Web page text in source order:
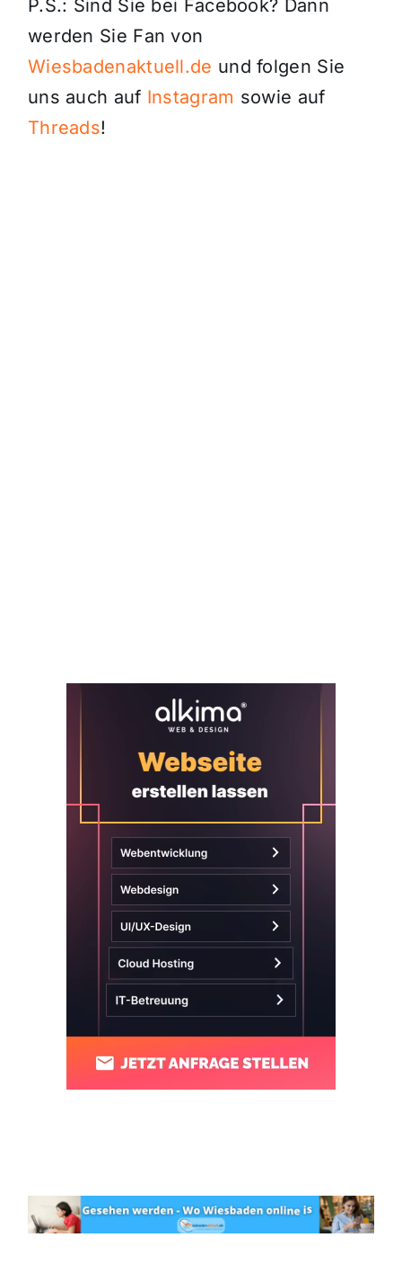
P.S.: Sind Sie bei Facebook? Dann
werden Sie Fan von
Wiesbadenaktuell.de und folgen Sie
uns auch auf Instagram sowie auf
Threads!